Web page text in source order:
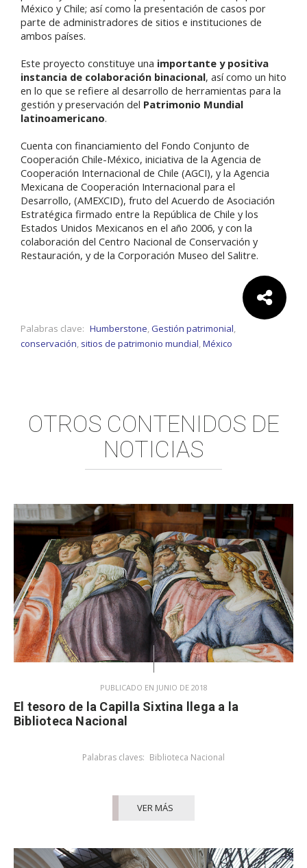
México y Chile; así como la presentación de casos por
parte de administradores de sitios e instituciones de
ambos países.
Este proyecto constituye una importante y positiva
instancia de colaboración binacional, así como un hito
en lo que se refiere al desarrollo de herramientas para la
gestión y preservación del Patrimonio Mundial
latinoamericano.
Cuenta con financiamiento del Fondo Conjunto de
Cooperación Chile-México, iniciativa de la Agencia de
Cooperación Internacional de Chile (AGCI), y la Agencia
Mexicana de Cooperación Internacional para el
Desarrollo, (AMEXCID), fruto del Acuerdo de Asociación
Estratégica firmado entre la República de Chile y los
Estados Unidos Mexicanos en el año 2006, y con la
colaboración del Centro Nacional de Conservación y
Restauración, y de la Corporación Museo del Salitre.
Palabras clave: Humberstone,Gestión patrimonial,
conservación, sitios de patrimonio mundial,México
OTROS CONTENIDOS DE
NOTICIAS
PUBLICADO EN JUNIO DE 2018
El tesoro de la Capilla Sixtina llega a la
Biblioteca Nacional
Palabras claves: Biblioteca Nacional
VER MÁS